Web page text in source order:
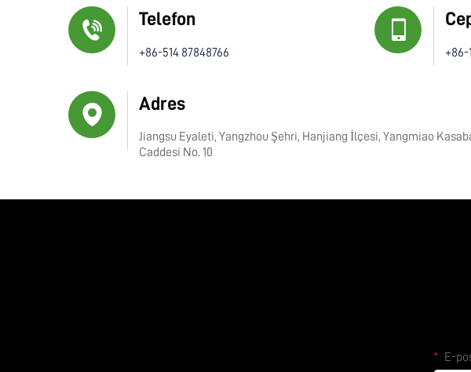
Telefon
+86-514 87848766 +86-
Adres
Jiangsu Eyaleti, Yangzhou Şehri, Hanjiang İlçesi, Yangmiao
Caddesi No. 10
E-